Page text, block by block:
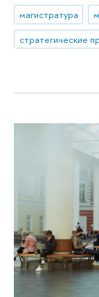
магистратура
стратегические